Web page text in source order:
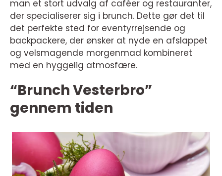
man et stort udvalg af caféer og restauranter,
der specialiserer sig i brunch. Dette gør det til
det perfekte sted for eventyrrejsende og
backpackere, der ønsker at nyde en afslappet
og velsmagende morgenmad kombineret
med en hyggelig atmosfære.
“Brunch Vesterbro”
gennem tiden